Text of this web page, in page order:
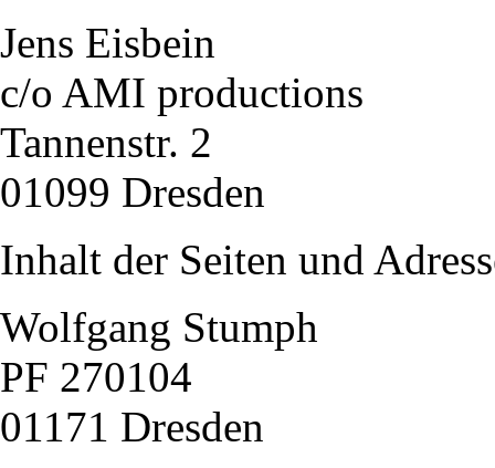
Jens Eisbein
c/o AMI productions
Tannenstr. 2
01099 Dresden
Inhalt der Seiten und
Wolfgang Stumph
PF 270104
01171 Dresden